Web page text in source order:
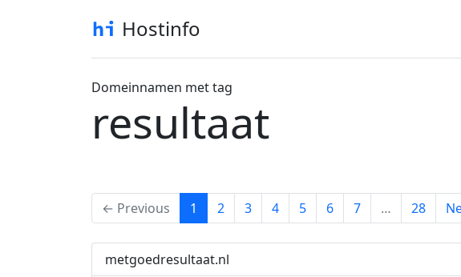
Hostinfo
Domeinnamen met tag
resultaat
← Previous 1 (current)
2 3 4 5 6 7 … 28
metgoedresultaat.nl